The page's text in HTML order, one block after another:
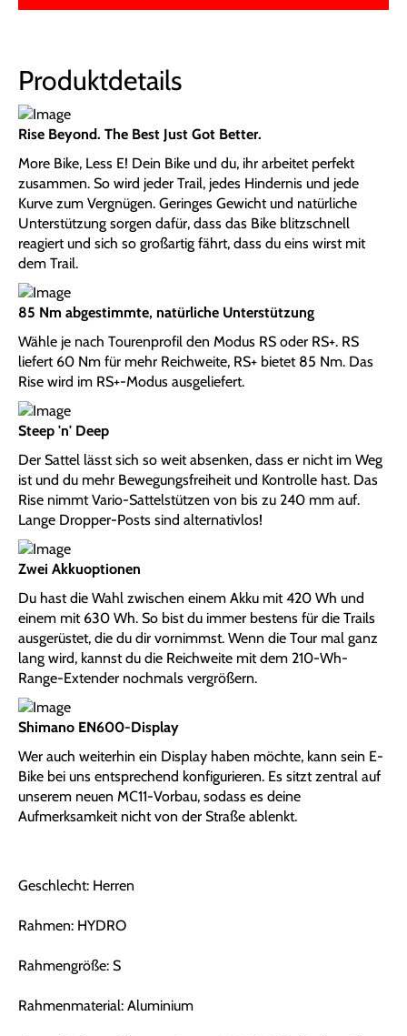
Produktdetails
Rise Beyond. The Best Just Got Better.
More Bike, Less E! Dein Bike und du, ihr arbeitet perfekt
zusammen. So wird jeder Trail, jedes Hindernis und jede
Kurve zum Vergnügen. Geringes Gewicht und natürliche
Unterstützung sorgen dafür, dass das Bike blitzschnell
reagiert und sich so großartig fährt, dass du eins wirst mit
dem Trail.
85 Nm abgestimmte, natürliche Unterstützung
Wähle je nach Tourenprofil den Modus RS oder RS+. RS
liefert 60 Nm für mehr Reichweite, RS+ bietet 85 Nm. Das
Rise wird im RS+-Modus ausgeliefert.
Steep 'n' Deep
Der Sattel lässt sich so weit absenken, dass er nicht im Weg
ist und du mehr Bewegungsfreiheit und Kontrolle hast. Das
Rise nimmt Vario-Sattelstützen von bis zu 240 mm auf.
Lange Dropper-Posts sind alternativlos!
Zwei Akkuoptionen
Du hast die Wahl zwischen einem Akku mit 420 Wh und
einem mit 630 Wh. So bist du immer bestens für die Trails
ausgerüstet, die du dir vornimmst. Wenn die Tour mal ganz
lang wird, kannst du die Reichweite mit dem 210-Wh-
Range-Extender nochmals vergrößern.
Shimano EN600-Display
Wer auch weiterhin ein Display haben möchte, kann sein E-
Bike bei uns entsprechend konfigurieren. Es sitzt zentral auf
unserem neuen MC11-Vorbau, sodass es deine
Aufmerksamkeit nicht von der Straße ablenkt.
Geschlecht: Herren
Rahmen: HYDRO
Rahmengröße: S
Rahmenmaterial: Aluminium